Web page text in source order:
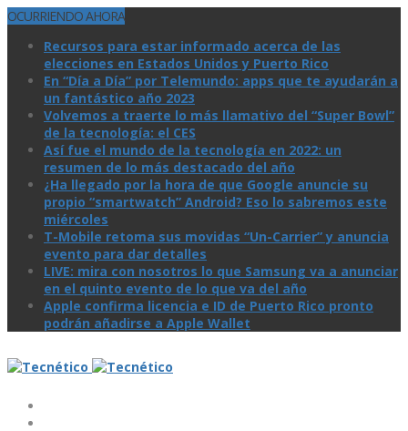
OCURRIENDO AHORA
Recursos para estar informado acerca de las
elecciones en Estados Unidos y Puerto Rico
En “Día a Día” por Telemundo: apps que te ayudarán a
un fantástico año 2023
Volvemos a traerte lo más llamativo del “Super Bowl”
de la tecnologí­a: el CES
Así­ fue el mundo de la tecnologí­a en 2022: un
resumen de lo más destacado del año
¿Ha llegado por la hora de que Google anuncie su
propio “smartwatch” Android? Eso lo sabremos este
miércoles
T-Mobile retoma sus movidas “Un-Carrier” y anuncia
evento para dar detalles
LIVE: mira con nosotros lo que Samsung va a anunciar
en el quinto evento de lo que va del año
Apple confirma licencia e ID de Puerto Rico pronto
podrán añadirse a Apple Wallet